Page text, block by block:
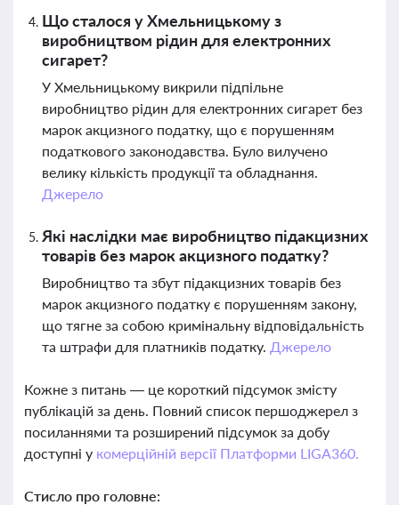
Що сталося у Хмельницькому з
виробництвом рідин для електронних
сигарет?
У Хмельницькому викрили підпільне
виробництво рідин для електронних сигарет без
марок акцизного податку, що є порушенням
податкового законодавства. Було вилучено
велику кількість продукції та обладнання.
Джерело
Які наслідки має виробництво підакцизних
товарів без марок акцизного податку?
Виробництво та збут підакцизних товарів без
марок акцизного податку є порушенням закону,
що тягне за собою кримінальну відповідальність
та штрафи для платників податку. Джерело
Кожне з питань — це короткий підсумок змісту
публікацій за день. Повний список першоджерел з
посиланнями та розширений підсумок за добу
доступні у комерційній версії Платформи LIGA360.
Стисло про головне: